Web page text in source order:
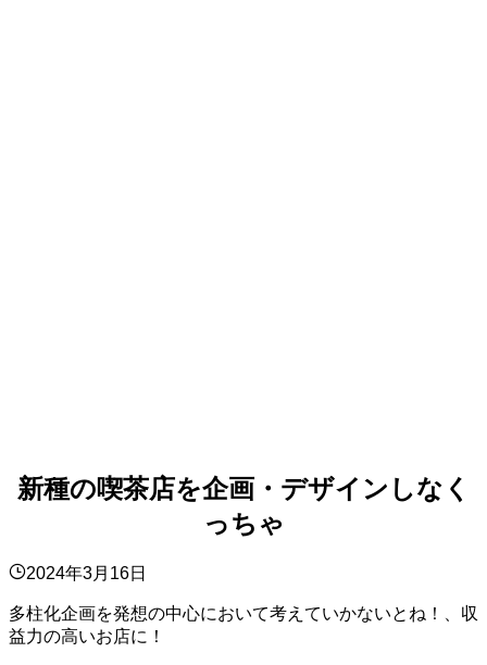
新種の喫茶店を企画・デザインしなく
っちゃ
2024年3月16日
多柱化企画を発想の中心において考えていかないとね！、収
益力の高いお店に！